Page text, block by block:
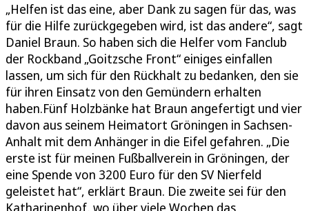
„Helfen ist das eine, aber Dank zu sagen für das, was
für die Hilfe zurückgegeben wird, ist das andere“, sagt
Daniel Braun. So haben sich die Helfer vom Fanclub
der Rockband „Goitzsche Front“ einiges einfallen
lassen, um sich für den Rückhalt zu bedanken, den sie
für ihren Einsatz von den Gemündern erhalten
haben.Fünf Holzbänke hat Braun angefertigt und vier
davon aus seinem Heimatort Gröningen in Sachsen-
Anhalt mit dem Anhänger in die Eifel gefahren. „Die
erste ist für meinen Fußballverein in Gröningen, der
eine Spende von 3200 Euro für den SV Nierfeld
geleistet hat“, erklärt Braun. Die zweite sei für den